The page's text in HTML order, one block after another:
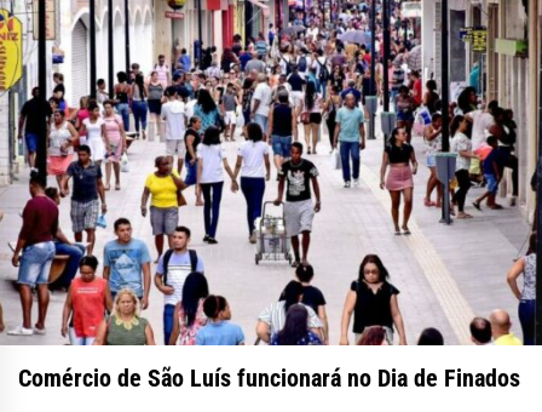
Comércio de São Luís funcionará no Dia de Finados